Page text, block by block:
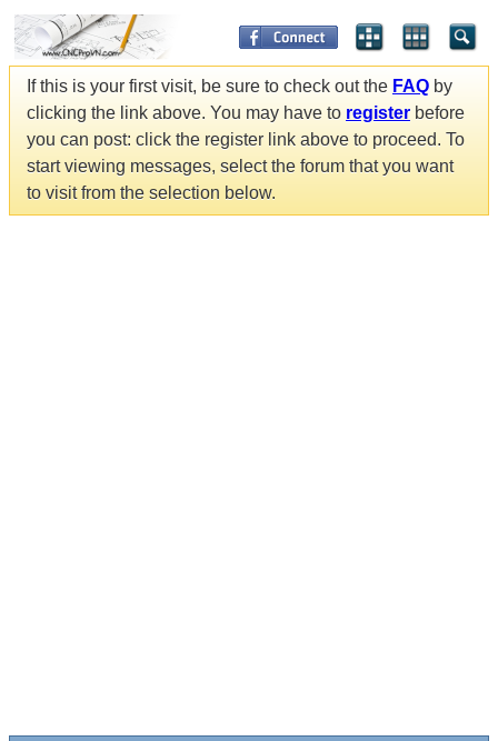
If this is your first visit, be sure to check out the FAQ by
clicking the link above. You may have to register before
you can post: click the register link above to proceed. To
start viewing messages, select the forum that you want
to visit from the selection below.